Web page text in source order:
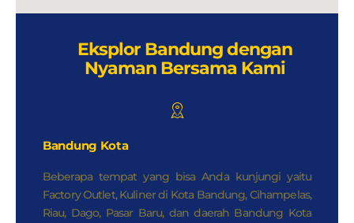
Eksplor Bandung dengan
Nyaman Bersama Kami
Bandung Kota
Beberapa tempat yang bisa Anda kunjungi yaitu
Factory Outlet, Kuliner di Kota Bandung, Cihampelas,
Riau, Dago, Pasar Baru, dan daerah Bandung Kota